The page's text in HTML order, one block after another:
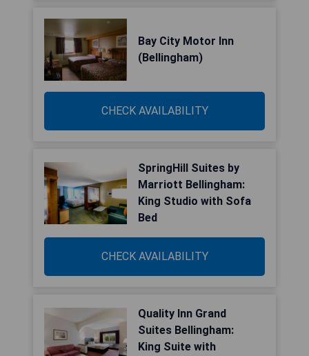
Bay City Motor Inn
(Bellingham)
CHECK AVAILABILITY
SpringHill Suites by
Marriott Bellingham:
King Studio with Sofa
Bed
CHECK AVAILABILITY
Quality Inn Grand
Suites Bellingham:
King Suite with